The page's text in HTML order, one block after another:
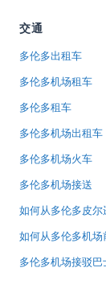
交通
多伦多出租车
多伦多机场租车
多伦多租车
多伦多机场出租车
多伦多机场火车
多伦多机场接送
如何从多伦多皮
如何从多伦多机
多伦多机场接驳巴